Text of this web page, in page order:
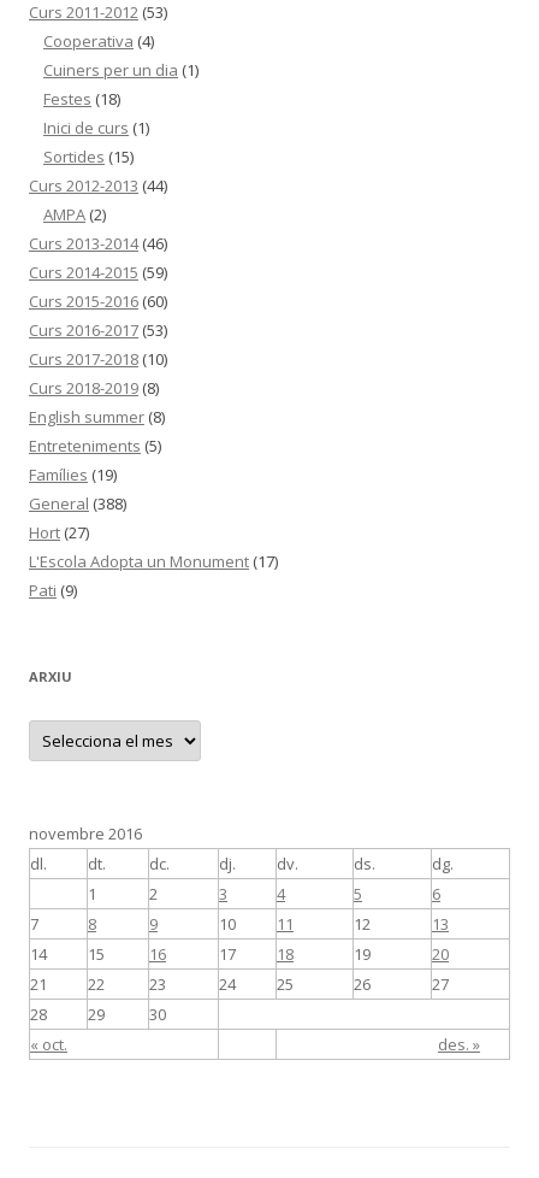
Curs 2011-2012 (53)
Cooperativa (4)
Cuiners per un dia (1)
Festes (18)
Inici de curs (1)
Sortides (15)
Curs 2012-2013 (44)
AMPA (2)
Curs 2013-2014(46)
Curs 2014-2015 (59)
Curs 2015-2016 (60)
Curs 2016-2017 (53)
Curs 2017-2018 (10)
Curs 2018-2019 (8)
English summer (8)
Entreteniments (5)
Famílies (19)
General (388)
Hort (27)
L'Escola Adopta un Monument (17)
Pati (9)
ARXIU
A
x
novembre 2016
dl.
dt. dc. dj. dv. ds. dg.
« oct. des. »
1 2 3 4 5
6
7
8 9 10 11 12
13
14
15 16 17 18 19
20
21
22 23 24 25 26
27
28
29 30